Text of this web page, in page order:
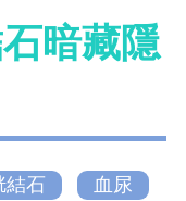
暗藏隱
結石 血尿